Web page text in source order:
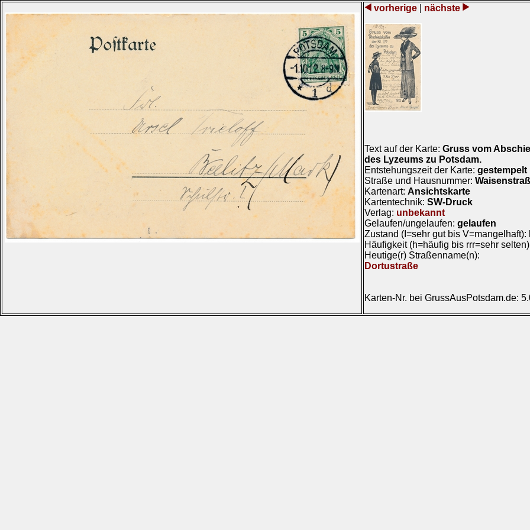
vorherige nächste
Text auf der Karte: Gruss vom
des Lyzeums zu Potsdam.
Entstehungszeit der Karte: gestempelt
Straße und Hausnummer:
Kartenart: Ansichtskarte
Kartentechnik: SW-Druck
Verlag: unbekannt
Gelaufen/ungelaufen: gelaufen
Zustand (I=sehr gut bis V=mangelhaft):
Häufigkeit (h=häufig bis rrr=sehr
Heutige(r) Straßenname(n):
Dortustraße
Karten-Nr. bei GrussAusPotsdam.de: